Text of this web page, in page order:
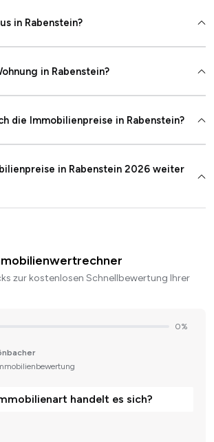
in Rabenstein?
in Rabenstein?
die Immobilienpreise in Rabenstein?
in Rabenstein 2026 weiter
zur kostenlosen Schnellbewertung Ihrer